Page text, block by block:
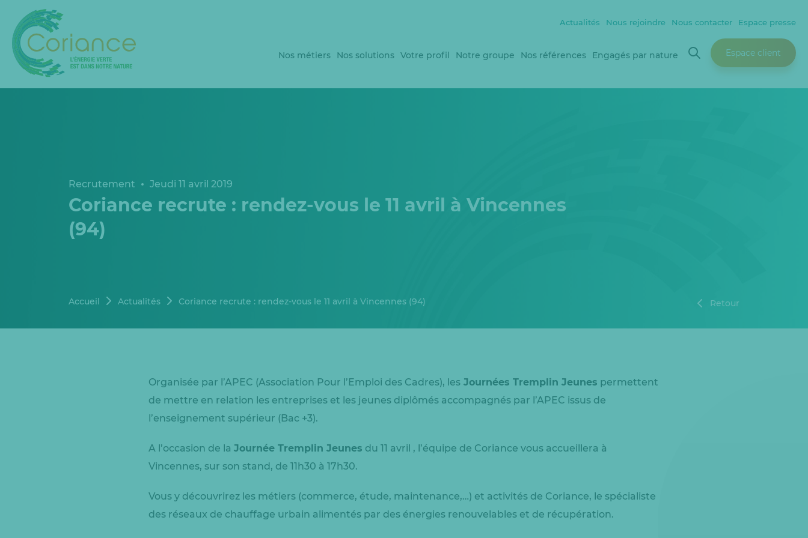
Actualités Nous rejoindre Nous contacter Espace presse
Nos métiers Nos solutions Votre profil Notre groupe Nos références Engagés par nature Espace client
Recrutement Jeudi 11 avril 2019
Coriance recrute : rendez-vous le 11 avril à Vincennes
(94)
Accueil Actualités Coriance recrute : rendez-vous le 11 avril à Vincennes (94) Retour
Organisée par l’APEC (Association Pour l’Emploi des Cadres), les Journées Tremplin Jeunes permettent
de mettre en relation les entreprises et les jeunes diplômés accompagnés par l’APEC issus de
l’enseignement supérieur (Bac +3).
A l’occasion de la Journée Tremplin Jeunes du 11 avril , l’équipe de Coriance vous accueillera à
Vincennes, sur son stand, de 11h30 à 17h30.
Vous y découvrirez les métiers (commerce, étude, maintenance,…) et activités de Coriance, le spécialiste
des réseaux de chauffage urbain alimentés par des énergies renouvelables et de récupération.